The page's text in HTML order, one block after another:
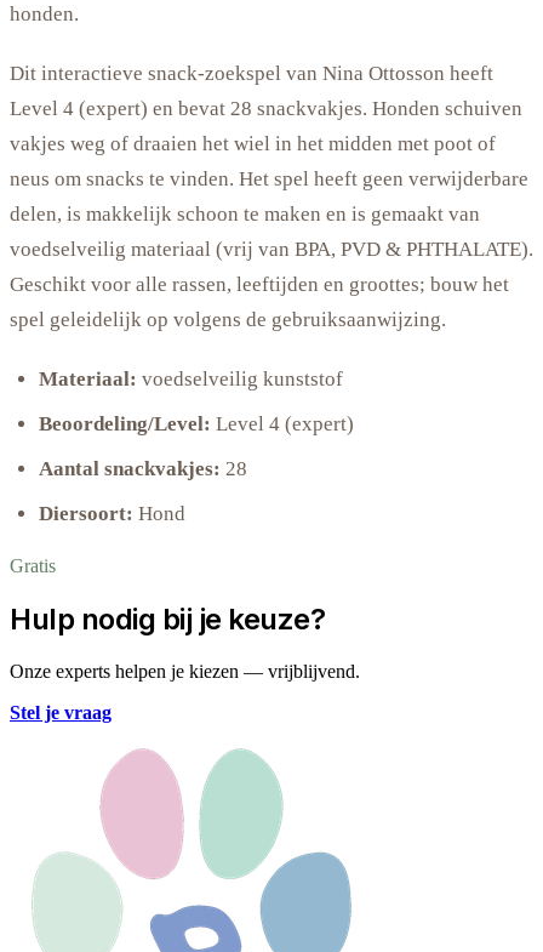
honden.
Dit interactieve snack-zoekspel van Nina Ottosson heeft
Level 4 (expert) en bevat 28 snackvakjes. Honden schuiven
vakjes weg of draaien het wiel in het midden met poot of
neus om snacks te vinden. Het spel heeft geen verwijderbare
delen, is makkelijk schoon te maken en is gemaakt van
voedselveilig materiaal (vrij van BPA, PVD & PHTHALATE).
Geschikt voor alle rassen, leeftijden en groottes; bouw het
spel geleidelijk op volgens de gebruiksaanwijzing.
Materiaal: voedselveilig kunststof
Beoordeling/Level: Level 4 (expert)
Aantal snackvakjes: 28
Diersoort: Hond
Gratis
Hulp nodig bij je keuze?
Onze experts helpen je kiezen — vrijblijvend.
Stel je vraag